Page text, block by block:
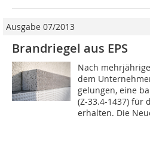
Ausgabe 07/2013
Brandriegel aus EPS
Nach
dem
gelungen, eine
(Z-33.4-1437) für
erhalten. Die